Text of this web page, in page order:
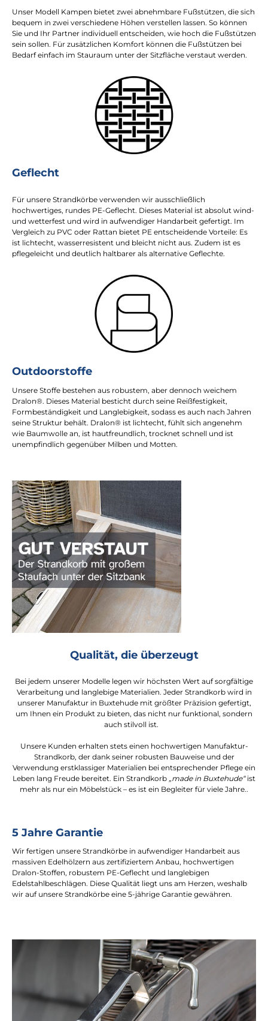
Unser Modell Kampen bietet zwei abnehmbare Fußstützen, die sich
bequem in zwei verschiedene Höhen verstellen lassen. So können
Sie und Ihr Partner individuell entscheiden, wie hoch die Fußstützen
sein sollen. Für zusätzlichen Komfort können die Fußstützen bei
Bedarf einfach im Stauraum unter der Sitzfläche verstaut werden.
Geflecht
Für unsere Strandkörbe verwenden wir ausschließlich
hochwertiges, rundes PE-Geflecht. Dieses Material ist absolut wind-
und wetterfest und wird in aufwendiger Handarbeit gefertigt. Im
Vergleich zu PVC oder Rattan bietet PE entscheidende Vorteile: Es
ist lichtecht, wasserresistent und bleicht nicht aus. Zudem ist es
pflegeleicht und deutlich haltbarer als alternative Geflechte.
Outdoorstoffe
Unsere Stoffe bestehen aus robustem, aber dennoch weichem
Dralon®. Dieses Material besticht durch seine Reißfestigkeit,
Formbeständigkeit und Langlebigkeit, sodass es auch nach Jahren
seine Struktur behält. Dralon® ist lichtecht, fühlt sich angenehm
wie Baumwolle an, ist hautfreundlich, trocknet schnell und ist
unempfindlich gegenüber Milben und Motten.
Qualität, die überzeugt
Bei jedem unserer Modelle legen wir höchsten Wert auf sorgfältige
Verarbeitung und langlebige Materialien. Jeder Strandkorb wird in
unserer Manufaktur in Buxtehude mit größter Präzision gefertigt,
um Ihnen ein Produkt zu bieten, das nicht nur funktional, sondern
auch stilvoll ist.
Unsere Kunden erhalten stets einen hochwertigen Manufaktur-
Strandkorb, der dank seiner robusten Bauweise und der
Verwendung erstklassiger Materialien bei entsprechender Pflege ein
Leben lang Freude bereitet. Ein Strandkorb „made in Buxtehude“ist
mehr als nur ein Möbelstück – es ist ein Begleiter für viele Jahre..
5 Jahre Garantie
Wir fertigen unsere Strandkörbe in aufwendiger Handarbeit aus
massiven Edelhölzern aus zertifiziertem Anbau, hochwertigen
Dralon-Stoffen, robustem PE-Geflecht und langlebigen
Edelstahlbeschlägen. Diese Qualität liegt uns am Herzen, weshalb
wir auf unsere Strandkörbe eine 5-jährige Garantie gewähren.